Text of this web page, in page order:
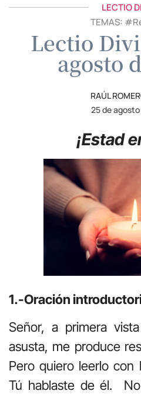
LECTIO
TEMAS: #
Lectio
agosto
RAÚL
25 de
¡Estad
1.-Oración
Señor, a primera
asusta, me produce
Pero quiero leerlo
Tú hablaste de él.